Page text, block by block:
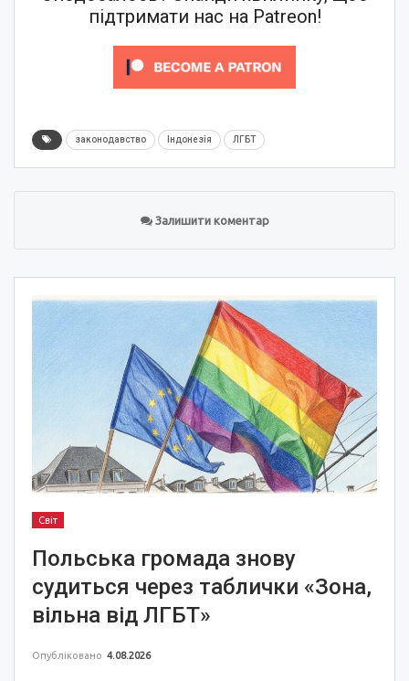
підтримати нас на Patreon!
законодавство Індонезія ЛГБТ
Залишити коментар
Світ
Польська громада знову
судиться через таблички «Зона,
вільна від ЛГБТ»
Опубліковано 4.08.2026